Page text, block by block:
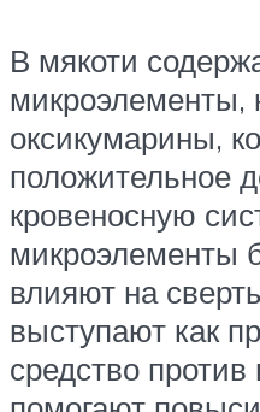
В мякоти
микроэлементы,
оксикумарины,
положительное
кровеносную
микроэлементы
влияют на
выступают как
средство